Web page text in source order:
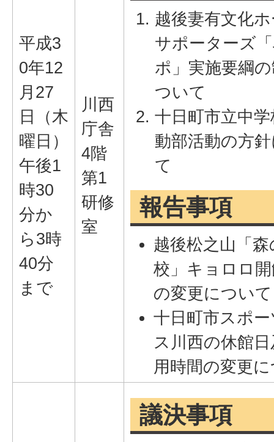
平成3
0年12
月27
日（木
曜日）
午後1
時30
分か
ら3時
40分
まで
川西
庁舎
4階
第1
研修
室
越後妻有文化
サポーターズ
ポ」実施要綱
ついて
十日町市立中
動部活動の方
て
報告事項
越後松之山「森
校」キョロロ
の変更について
十日町市スポ
ス川西の休館
用時間の変更
議決事項